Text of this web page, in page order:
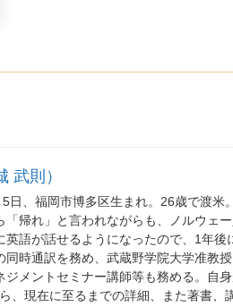
武則）
日、福岡市博多区生まれ。26歳で渡米
「帰れ」と言われながらも、ノルウェ
英語が話せるようになったので、1年
同時通訳を務め、武蔵野学院大学准教
ジメントセミナー講師等も務める。自
、現在に至るまでの詳細、また著書、